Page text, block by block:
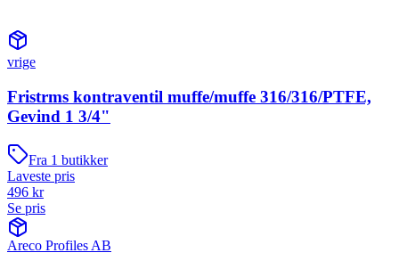
vrige
Fristrms kontraventil muffe/muffe 316/316/PTFE,
Gevind 1 3/4"
Fra 1 butikker
Laveste pris
496 kr
Se pris
Areco Profiles AB